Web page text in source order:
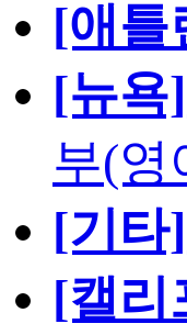
[애틀
[뉴욕]
부(영
[기타]
[캘리